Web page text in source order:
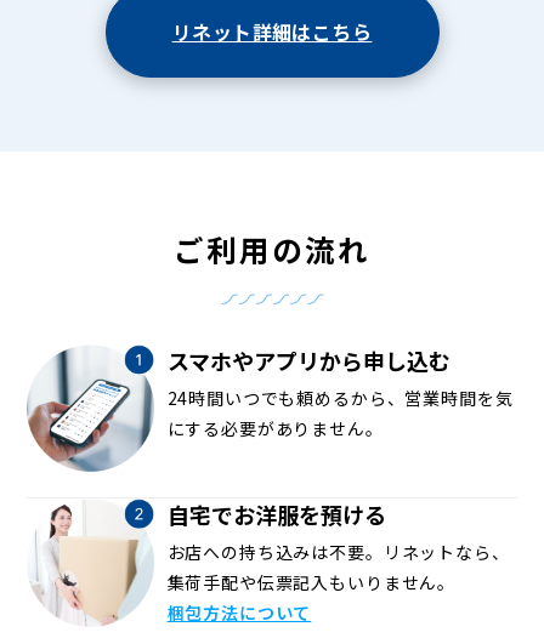
リネット詳細はこちら
ご利用の流れ
スマホやアプリから申し込む
24時間いつでも頼めるから、営業時間を気
にする必要がありません。
自宅でお洋服を預ける
お店への持ち込みは不要。リネットなら、
集荷手配や伝票記入もいりません。
梱包方法について